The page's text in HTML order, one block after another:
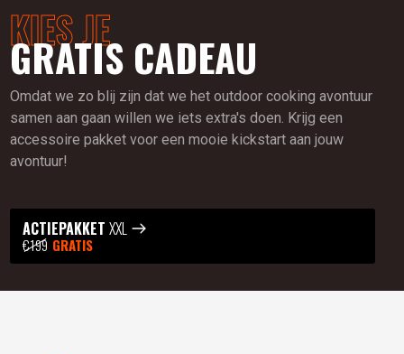
KIES JE
GRATIS CADEAU
Omdat we zo blij zijn dat we het outdoor cooking avontuur
samen aan gaan willen we iets extra's doen. Krijg een
accessoire pakket voor een mooie kickstart aan jouw
avontuur!
ACTIEPAKKETXXL
€199 GRATIS